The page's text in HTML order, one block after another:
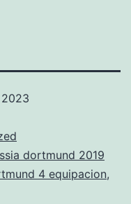
dortmund 2019
4 equipacion,